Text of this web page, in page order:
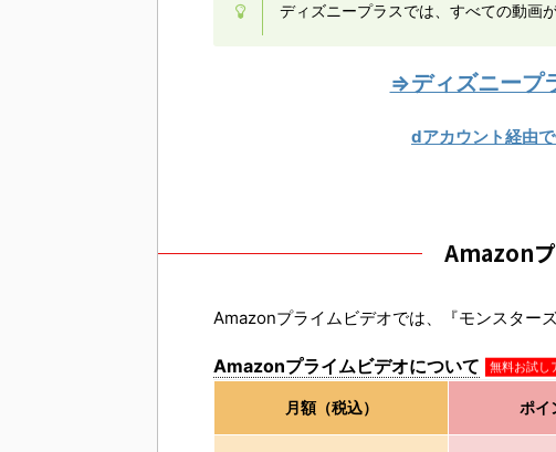
ディズニープラスでは、すべての動画
⇒ディズニープ
dアカウント経由
Amazon
Amazonプライムビデオでは、『モンスター
Amazonプライムビデオについて 無料お試し
月額（税込） ポイ